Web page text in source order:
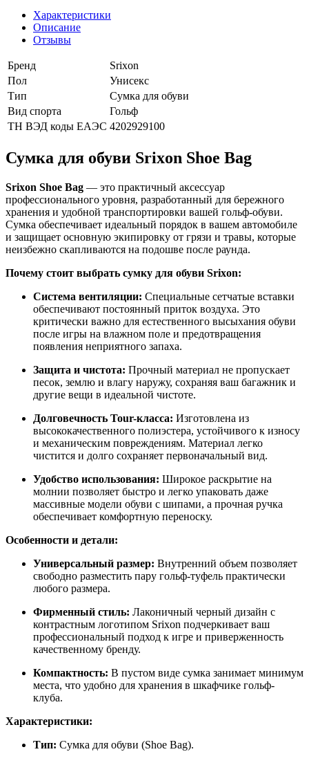
Характеристики
Описание
Отзывы
Бренд
Srixon
Пол
Унисекс
Тип
Сумка для обуви
Вид спорта
Гольф
ТН ВЭД коды ЕАЭС 4202929100
Сумка для обуви Srixon Shoe Bag
Srixon Shoe Bag — это практичный аксессуар
профессионального уровня, разработанный для бережного
хранения и удобной транспортировки вашей гольф-обуви.
Сумка обеспечивает идеальный порядок в вашем автомобиле
и защищает основную экипировку от грязи и травы, которые
неизбежно скапливаются на подошве после раунда.
Почему стоит выбрать сумку для обуви Srixon:
Система вентиляции: Специальные сетчатые вставки
обеспечивают постоянный приток воздуха. Это
критически важно для естественного высыхания обуви
после игры на влажном поле и предотвращения
появления неприятного запаха.
Защита и чистота: Прочный материал не пропускает
песок, землю и влагу наружу, сохраняя ваш багажник и
другие вещи в идеальной чистоте.
Долговечность Tour-класса: Изготовлена из
высококачественного полиэстера, устойчивого к износу
и механическим повреждениям. Материал легко
чистится и долго сохраняет первоначальный вид.
Удобство использования: Широкое раскрытие на
молнии позволяет быстро и легко упаковать даже
массивные модели обуви с шипами, а прочная ручка
обеспечивает комфортную переноску.
Особенности и детали:
Универсальный размер: Внутренний объем позволяет
свободно разместить пару гольф-туфель практически
любого размера.
Фирменный стиль: Лаконичный черный дизайн с
контрастным логотипом Srixon подчеркивает ваш
профессиональный подход к игре и приверженность
качественному бренду.
Компактность: В пустом виде сумка занимает минимум
места, что удобно для хранения в шкафчике гольф-
клуба.
Характеристики:
Тип: Сумка для обуви (Shoe Bag).